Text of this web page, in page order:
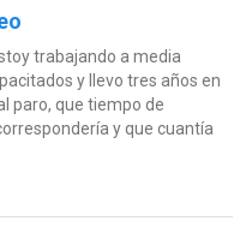
trabajando a media
y llevo tres años en
paro, que tiempo de
y que cuantía